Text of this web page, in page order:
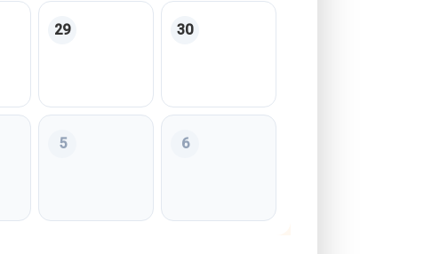
2026Samstag, 29. August 2026
29
Sonntag, 30. August 2026
30
2026
Samstag, 05. September 2026
5
Sonntag, 06. September 2026
6